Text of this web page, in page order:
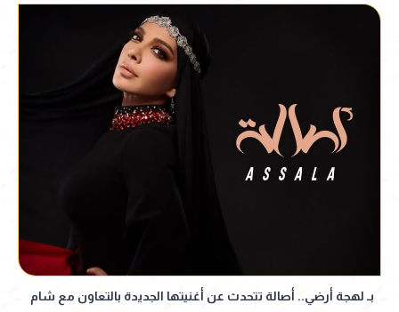
بـ لهجة أرضي.. أصالة تتحدث عن أغنيتها الجديدة بالتعاون مع شام